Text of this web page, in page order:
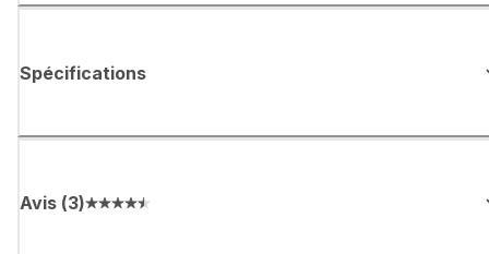
Spécifications
Avis (3)